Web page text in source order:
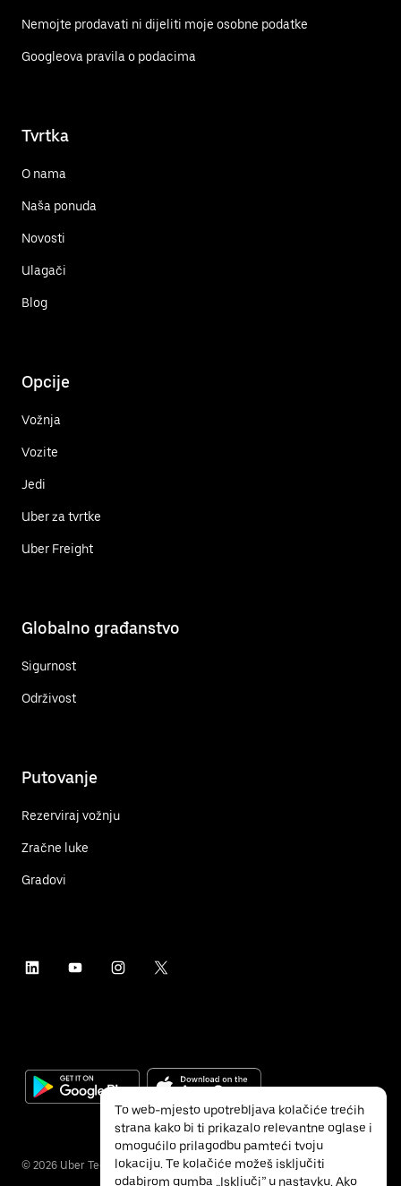
Nemojte prodavati ni dijeliti moje osobne podatke
Googleova pravila o podacima
Tvrtka
O nama
Naša ponuda
Novosti
Ulagači
Blog
Opcije
Vožnja
Vozite
Jedi
Uber za tvrtke
Uber Freight
Globalno građanstvo
Sigurnost
Održivost
Putovanje
Rezerviraj vožnju
Zračne luke
Gradovi
© 2026 Uber Technologies Inc.
To web-mjesto upotrebljava kolačiće trećih
strana kako bi ti prikazalo relevantne oglase i
omogućilo prilagodbu pamteći tvoju
lokaciju. Te kolačiće možeš isključiti
odabirom gumba „Isključi” u nastavku. Ako